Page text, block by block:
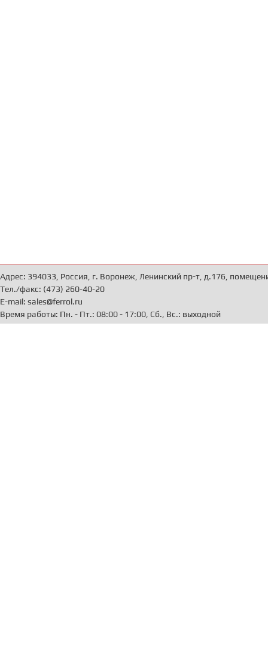
Адрес: 394033, Россия, г. Воронеж, Ленинский пр-т, д.176,
Тел./факс: (473) 260-40-20
E-mail: sales@ferrol.ru
Время работы: Пн. - Пт.: 08:00 - 17:00, Сб., Вс.: выходной